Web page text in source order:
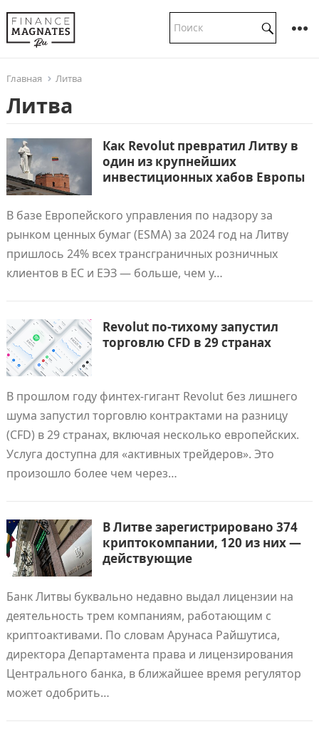
Главная Литва
Литва
Как Revolut превратил Литву в
один из крупнейших
инвестиционных хабов Европы
В базе Европейского управления по надзору за
рынком ценных бумаг (ESMA) за 2024 год на Литву
пришлось 24% всех трансграничных розничных
клиентов в ЕС и ЕЭЗ — больше, чем у…
Revolut по-тихому запустил
торговлю CFD в 29 странах
В прошлом году финтех-гигант Revolut без лишнего
шума запустил торговлю контрактами на разницу
(CFD) в 29 странах, включая несколько европейских.
Услуга доступна для «активных трейдеров». Это
произошло более чем через…
В Литве зарегистрировано 374
криптокомпании, 120 из них —
действующие
Банк Литвы буквально недавно выдал лицензии на
деятельность трем компаниям, работающим с
криптоактивами. По словам Арунаса Райшутиса,
директора Департамента права и лицензирования
Центрального банка, в ближайшее время регулятор
может одобрить…